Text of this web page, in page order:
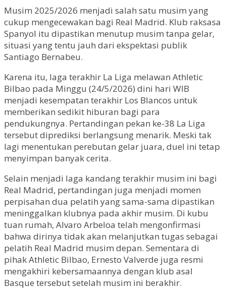
Musim 2025/2026 menjadi salah satu musim yang
cukup mengecewakan bagi Real Madrid. Klub raksasa
Spanyol itu dipastikan menutup musim tanpa gelar,
situasi yang tentu jauh dari ekspektasi publik
Santiago Bernabeu.
Karena itu, laga terakhir La Liga melawan Athletic
Bilbao pada Minggu (24/5/2026) dini hari WIB
menjadi kesempatan terakhir Los Blancos untuk
memberikan sedikit hiburan bagi para
pendukungnya. Pertandingan pekan ke-38 La Liga
tersebut diprediksi berlangsung menarik. Meski tak
lagi menentukan perebutan gelar juara, duel ini tetap
menyimpan banyak cerita.
Selain menjadi laga kandang terakhir musim ini bagi
Real Madrid, pertandingan juga menjadi momen
perpisahan dua pelatih yang sama-sama dipastikan
meninggalkan klubnya pada akhir musim. Di kubu
tuan rumah, Alvaro Arbeloa telah mengonfirmasi
bahwa dirinya tidak akan melanjutkan tugas sebagai
pelatih Real Madrid musim depan. Sementara di
pihak Athletic Bilbao, Ernesto Valverde juga resmi
mengakhiri kebersamaannya dengan klub asal
Basque tersebut setelah musim ini berakhir.